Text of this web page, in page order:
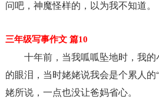
问吧，神魔怪样的，以为我不知道。
三年级写事作文 篇10
十年前，当我呱呱坠地时，我的
的眼泪，当时姥姥说我会是个累人的
姥所说，一点也没让爸妈省心。